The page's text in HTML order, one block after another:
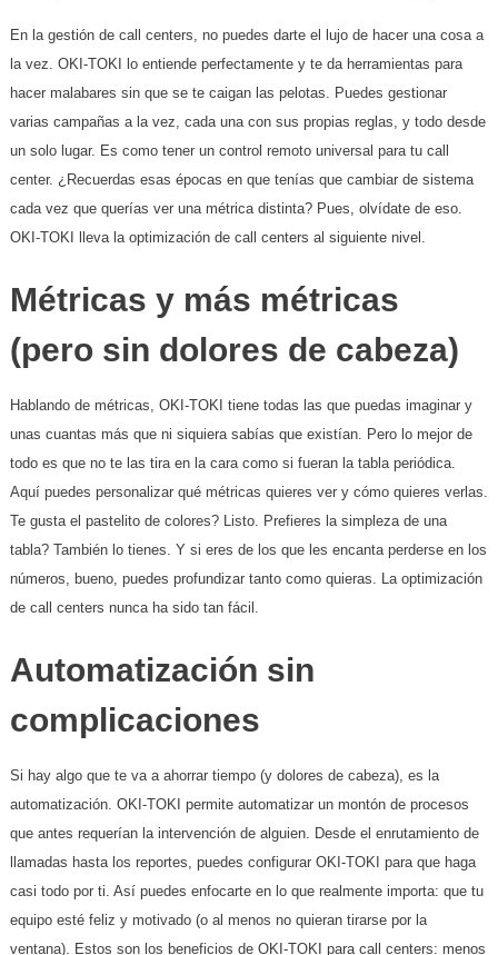
En la gestión de call centers, no puedes darte el lujo de hacer una cosa a
la vez. OKI-TOKI lo entiende perfectamente y te da herramientas para
hacer malabares sin que se te caigan las pelotas. Puedes gestionar
varias campañas a la vez, cada una con sus propias reglas, y todo desde
un solo lugar. Es como tener un control remoto universal para tu call
center. ¿Recuerdas esas épocas en que tenías que cambiar de sistema
cada vez que querías ver una métrica distinta? Pues, olvídate de eso.
OKI-TOKI lleva la optimización de call centers al siguiente nivel.
Métricas y más métricas
(pero sin dolores de cabeza)
Hablando de métricas, OKI-TOKI tiene todas las que puedas imaginar y
unas cuantas más que ni siquiera sabías que existían. Pero lo mejor de
todo es que no te las tira en la cara como si fueran la tabla periódica.
Aquí puedes personalizar qué métricas quieres ver y cómo quieres verlas.
Te gusta el pastelito de colores? Listo. Prefieres la simpleza de una
tabla? También lo tienes. Y si eres de los que les encanta perderse en los
números, bueno, puedes profundizar tanto como quieras. La optimización
de call centers nunca ha sido tan fácil.
Automatización sin
complicaciones
Si hay algo que te va a ahorrar tiempo (y dolores de cabeza), es la
automatización. OKI-TOKI permite automatizar un montón de procesos
que antes requerían la intervención de alguien. Desde el enrutamiento de
llamadas hasta los reportes, puedes configurar OKI-TOKI para que haga
casi todo por ti. Así puedes enfocarte en lo que realmente importa: que tu
equipo esté feliz y motivado (o al menos no quieran tirarse por la
ventana). Estos son los beneficios de OKI-TOKI para call centers: menos